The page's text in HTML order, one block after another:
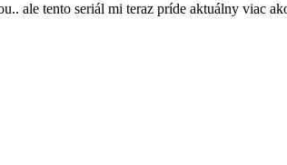
ale tento seriál mi teraz príde aktuálny viac